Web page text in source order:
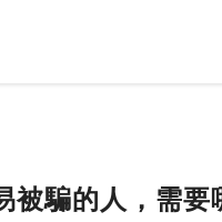
被騙的人，需